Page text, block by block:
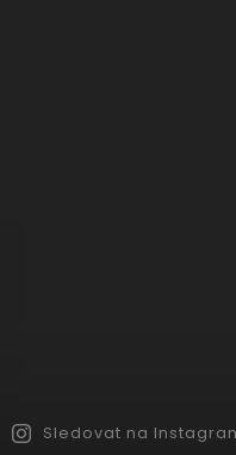
Sledovat na